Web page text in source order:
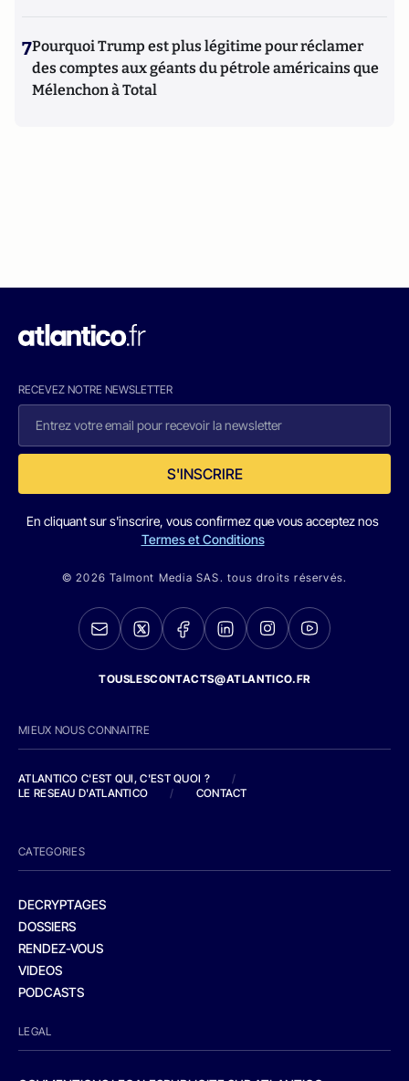
7Pourquoi Trump est plus légitime pour réclamer
des comptes aux géants du pétrole américains que
Mélenchon à Total
RECEVEZ NOTRE NEWSLETTER
S'INSCRIRE
En cliquant sur s'inscrire, vous confirmez que vous acceptez nos
Termes et Conditions
© 2026 Talmont Media SAS. tous droits réservés.
TOUSLESCONTACTS@ATLANTICO.FR
MIEUX NOUS CONNAITRE
ATLANTICO C'EST QUI, C'EST QUOI ?
/
LE RESEAU D'ATLANTICO
/ CONTACT
CATEGORIES
DECRYPTAGES
DOSSIERS
RENDEZ-VOUS
VIDEOS
PODCASTS
LEGAL